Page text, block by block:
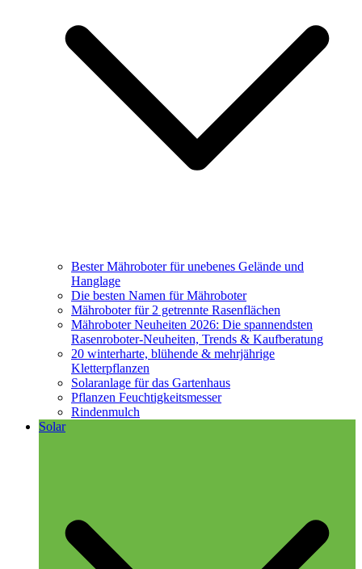
Bester Mähroboter für unebenes Gelände und
Hanglage
Die besten Namen für Mähroboter
Mähroboter für 2 getrennte Rasenflächen
Mähroboter Neuheiten 2026: Die spannendsten
Rasenroboter-Neuheiten, Trends & Kaufberatung
20 winterharte, blühende & mehrjährige
Kletterpflanzen
Solaranlage für das Gartenhaus
Pflanzen Feuchtigkeitsmesser
Rindenmulch
Solar